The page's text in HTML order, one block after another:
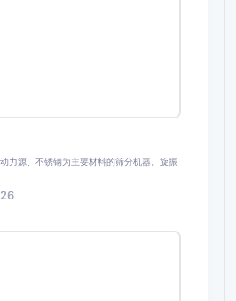
、不锈钢为主要材料的筛分机器。旋振